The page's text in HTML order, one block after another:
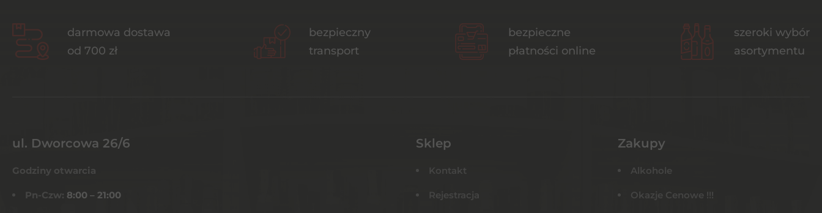
darmowa dostawa
od 700 zł
bezpieczny
transport
bezpieczne
płatności online
szeroki wybór
asortymentu
ul. Dworcowa 26/6
Godziny otwarcia
Pn-Czw: 8:00 – 21:00
Sklep
Kontakt
Rejestracja
Zakupy
Alkohole
Okazje Cenowe !!!